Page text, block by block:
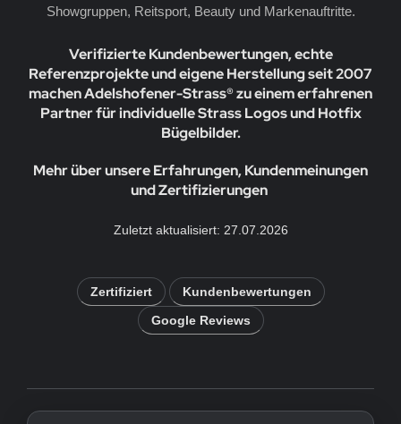
Showgruppen, Reitsport, Beauty und Markenauftritte.
Verifizierte Kundenbewertungen, echte
Referenzprojekte und eigene Herstellung seit 2007
machen Adelshofener-Strass® zu einem erfahrenen
Partner für individuelle Strass Logos und Hotfix
Bügelbilder.
Mehr über unsere Erfahrungen, Kundenmeinungen
und Zertifizierungen
Zuletzt aktualisiert: 27.07.2026
Zertifiziert
Kundenbewertungen
Google Reviews